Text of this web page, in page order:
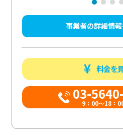
事業者の詳細情
料金を
03-
9：00～18：